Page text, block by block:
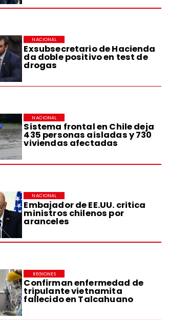
Exsubsecretario de Hacienda
da doble positivo en test de
drogas
NACIONAL
Sistema frontal en Chile deja
435 personas aisladas y 730
viviendas afectadas
NACIONAL
Embajador de EE.UU. critica
ministros chilenos por
aranceles
NACIONAL
Confirman enfermedad de
tripulante vietnamita
fallecido en Talcahuano
REGIONES